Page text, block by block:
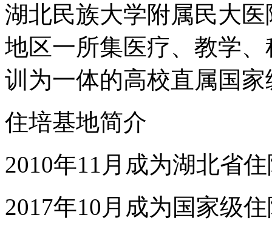
湖北民族大学附属民大
地区一所集医疗、教学
训为一体的高校直属国家
住培基地简介
2010年11月成为湖北省
2017年10月成为国家级